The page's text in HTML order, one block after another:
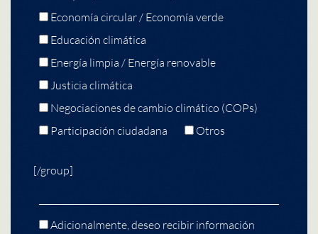
Economía circular / Economía verde
Educación climática
Energía limpia / Energía renovable
Justicia climática
Negociaciones de cambio climático (COPs)
Participación ciudadana
Otros
[/group]
Adicionalmente, deseo recibir información